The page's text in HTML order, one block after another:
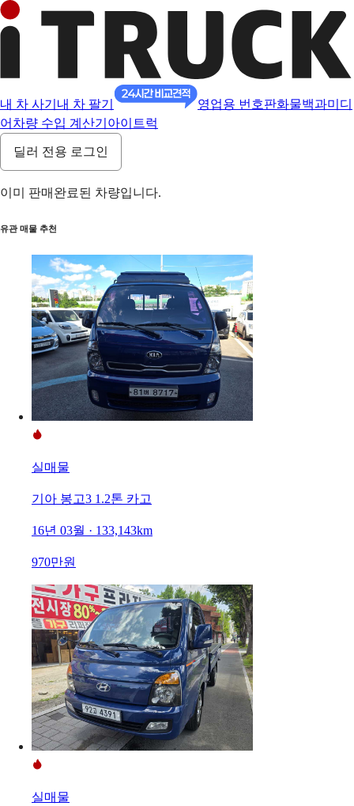
내 차 사기 내 차 팔기 영업용 번호판화물백과미디
어 차량 수입 계산기 아이트럭
딜러 전용 로그인
이미 판매완료된 차량입니다.
유관 매물 추천
실매물
기아 봉고3 1.2톤 카고
16년 03월 · 133,143km
970만원
실매물